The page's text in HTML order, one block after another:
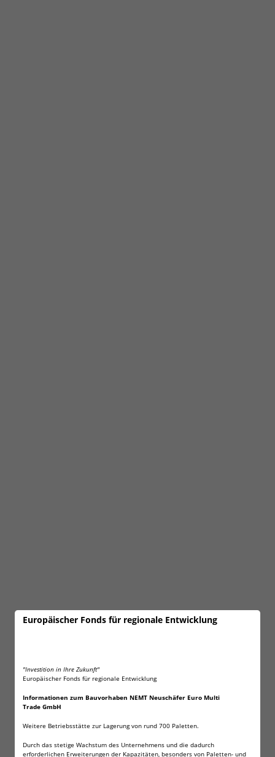
Europäischer Fonds für regionale Entwicklung
"Investition in Ihre Zukunft"
Europäischer Fonds für regionale Entwicklung
Informationen zum Bauvorhaben NEMT Neuschäfer Euro Multi
Trade GmbH
Weitere Betriebsstätte zur Lagerung von rund 700 Paletten.
Durch das stetige Wachstum des Unternehmens und die dadurch
erforderlichen Erweiterungen der Kapazitäten, besonders von Paletten- und